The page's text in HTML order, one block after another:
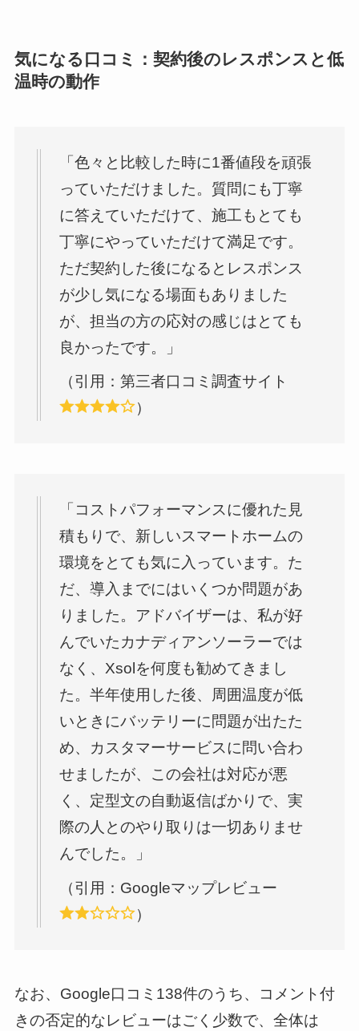
気になる口コミ：契約後のレスポンスと低
温時の動作
「色々と比較した時に1番値段を頑張
っていただけました。質問にも丁寧
に答えていただけて、施工もとても
丁寧にやっていただけて満足です。
ただ契約した後になるとレスポンス
が少し気になる場面もありました
が、担当の方の応対の感じはとても
良かったです。」
（引用：第三者口コミ調査サイト
）
「コストパフォーマンスに優れた見
積もりで、新しいスマートホームの
環境をとても気に入っています。た
だ、導入までにはいくつか問題があ
りました。アドバイザーは、私が好
んでいたカナディアンソーラーでは
なく、Xsolを何度も勧めてきまし
た。半年使用した後、周囲温度が低
いときにバッテリーに問題が出たた
め、カスタマーサービスに問い合わ
せましたが、この会社は対応が悪
く、定型文の自動返信ばかりで、実
際の人とのやり取りは一切ありませ
んでした。」
（引用：Googleマップレビュー
）
なお、Google口コミ138件のうち、コメント付
きの否定的なレビューはごく少数で、全体は